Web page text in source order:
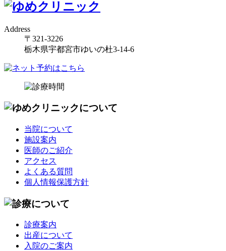
Address
〒321-3226
栃木県宇都宮市ゆいの杜3-14-6
当院について
施設案内
医師のご紹介
アクセス
よくある質問
個人情報保護方針
診療案内
出産について
入院のご案内